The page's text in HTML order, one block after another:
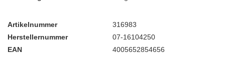
Artikelnummer
316983
Herstellernummer
07-16104250
EAN
4005652854656